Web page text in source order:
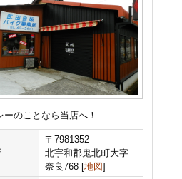
ーのことなら当店へ！
〒7981352
北宇和郡鬼北町大字
奈良768 [地図]